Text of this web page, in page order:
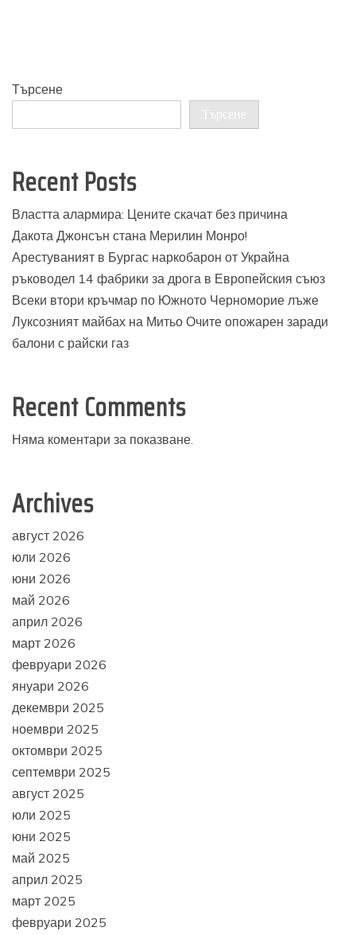
Търсене
Търсене
Recent Posts
Властта алармира: Цените скачат без причина
Дакота Джонсън стана Мерилин Монро!
Арестуваният в Бургас наркобарон от Украйна
ръководел 14 фабрики за дрога в Европейския съюз
Всеки втори кръчмар по Южното Черноморие лъже
Луксозният майбах на Митьо Очите опожарен заради
балони с райски газ
Recent Comments
Няма коментари за показване.
Archives
август 2026
юли 2026
юни 2026
май 2026
април 2026
март 2026
февруари 2026
януари 2026
декември 2025
ноември 2025
октомври 2025
септември 2025
август 2025
юли 2025
юни 2025
май 2025
април 2025
март 2025
февруари 2025